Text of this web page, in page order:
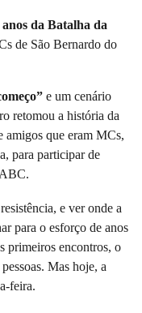
anos da Batalha da
de São Bernardo do
e um cenário
retomou a história da
que eram MCs,
para participar de
e ver onde a
para o esforço de anos
primeiros encontros, o
Mas hoje, a
feira.